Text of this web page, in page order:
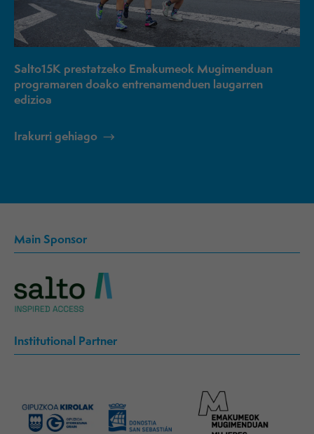
Salto15K prestatzeko Emakumeok Mugimenduan
programaren doako entrenamenduen laugarren
edizioa
Irakurri gehiago
Main Sponsor
Institutional Partner